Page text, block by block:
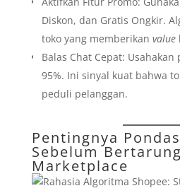
Diskon, dan Gratis Ongkir.
toko yang memberikan value
Balas Chat Cepat:
95%. Ini sinyal kuat bahwa
peduli pelanggan.
Pentingnya
Sebelum
Marketplace